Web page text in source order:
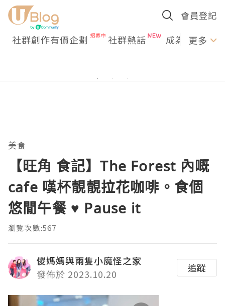
會員登記
社群創作有價企劃 社群熱話 成為U更多
美食
【旺角 食記】The Forest 內嘅
cafe 嘆杯靚靚拉花咖啡。食個
悠閒午餐 ♥ Pause it
瀏覽次數:567
儍媽媽與兩隻小魔怪之家
發佈於 2023.10.20
追蹤